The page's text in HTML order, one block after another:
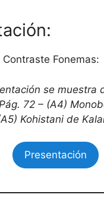
Fonemas:
se muestra
72 – (A4)
Kohistani de
Presentación